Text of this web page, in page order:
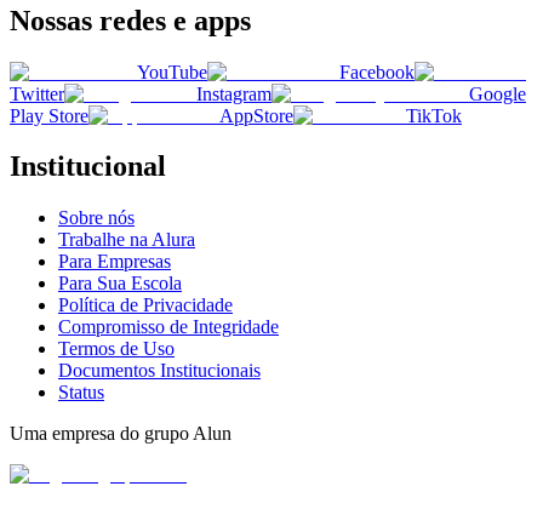
Nossas redes e apps
YouTube
Facebook
Twitter
Instagram
Google
Play Store
AppStore TikTok
Institucional
Sobre nós
Trabalhe na Alura
Para Empresas
Para Sua Escola
Política de Privacidade
Compromisso de Integridade
Termos de Uso
Documentos Institucionais
Status
Uma empresa do grupo Alun